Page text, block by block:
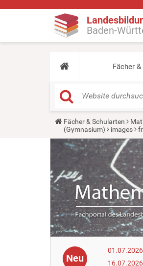
Baden-
Fächer
Y
u
e
r
e
:
Fächer & Schularten
(Gymnasium)
images
Neu
01.07.2026
16.07.2026